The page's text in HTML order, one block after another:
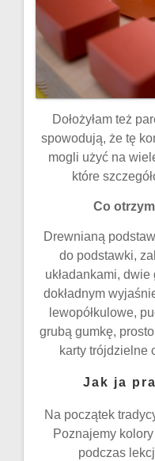
Dołożyłam też
spowodują, że tę
mogli użyć na
które
Co
Drewnianą
do podstawki,
układankami,
dokładnym
lewopółkulowe,
grubą gumkę,
karty trójdzielne
Jak ja
Na początek
Poznajemy
podczas